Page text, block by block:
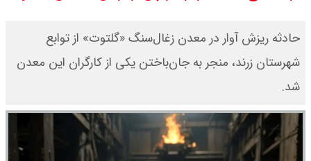
۱۴۰۵ اعلام شد/ طلا بر مدار صعود
/ نفت صعودی شد + جدول
حادثه ریزش آوار در معدن زغال‌سنگ «گلتوت» از توابع
شهرستان زرند، منجر به جان‌باختن یکی از کارگران این معدن
شد.